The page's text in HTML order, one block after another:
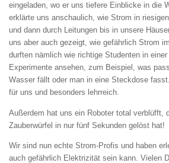
eingeladen, wo er uns tiefere Einblicke in die
erklärte uns anschaulich, wie Strom in
und dann durch Leitungen bis in unsere
uns aber auch gezeigt, wie gefährlich Strom
durften nämlich wie richtige Studenten in
Experimente ansehen, zum Beispiel, was
Wasser fällt oder man in eine Steckdose
für uns und besonders lehrreich.
Außerdem hat uns ein Roboter total verblüfft,
Zauberwürfel in nur fünf Sekunden gelöst hat!
Wir sind nun echte Strom-Profis und haben
auch gefährlich Elektrizität sein kann. Vielen